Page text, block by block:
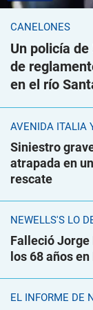
CANELONES
Un policía
de
en el río
AVENIDA ITALIA
Siniestro
atrapada en
rescate
NEWELLS'S LO
Falleció Jorge
los 68 años
EL INFORME DE